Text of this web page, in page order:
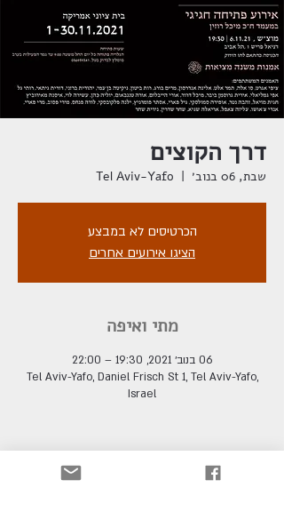
דרך הקוצים
שבת, 06 בנוב׳
  |
Tel Aviv-Yafo
הכרטיסים לא במבצע
הציגו אירועים אחרים
מתי ואיפה
06 בנוב׳ 2021, 19:30 – 22:00
Tel Aviv-Yafo, Daniel Frisch St 1, Tel Aviv-Yafo,
Israel